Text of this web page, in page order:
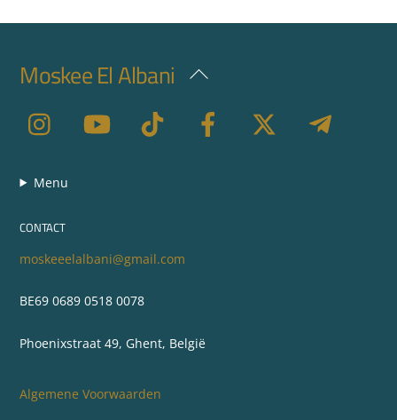
Back
Top
Moskee El Albani
Menu
CONTACT
moskeeelalbani@gmail.com
BE69 0689 0518 0078
Phoenixstraat 49, Ghent, België
Algemene Voorwaarden